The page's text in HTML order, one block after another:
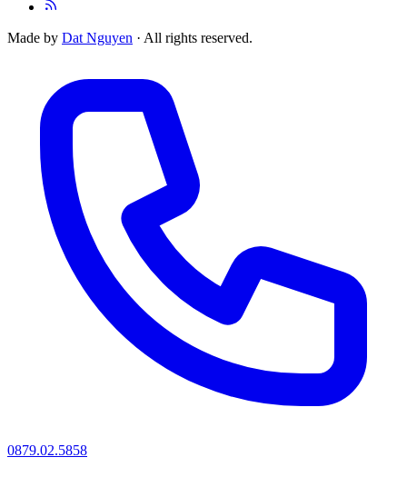
Made by Dat Nguyen · All rights reserved.
0879.02.5858